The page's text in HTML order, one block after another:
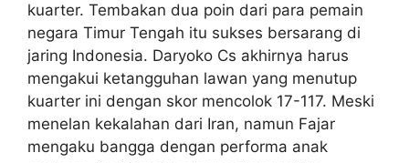
kuarter. Tembakan dua poin dari para pemain
negara Timur Tengah itu sukses bersarang di
jaring Indonesia. Daryoko Cs akhirnya harus
mengakui ketangguhan lawan yang menutup
kuarter ini dengan skor mencolok 17-117. Meski
menelan kekalahan dari Iran, namun Fajar
mengaku bangga dengan performa anak